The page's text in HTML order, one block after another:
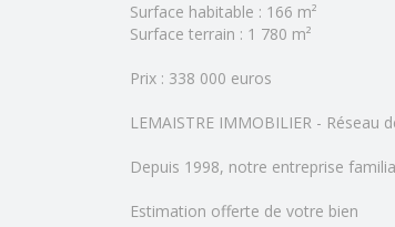
Surface habitable : 166 m²
Surface terrain : 1 780 m²
Prix : 338 000 euros
LEMAISTRE IMMOBILIER - Réseau
Depuis 1998, notre entreprise
Estimation offerte de votre bien